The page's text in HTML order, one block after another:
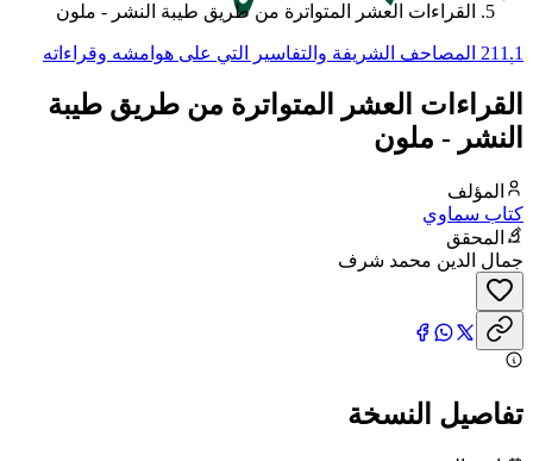
القراءات العشر المتواترة من طريق طيبة النشر - ملون
211.1 المصاحف الشريفة والتفاسير التي على هوامشه وقراءاته
القراءات العشر المتواترة من طريق طيبة
النشر - ملون
المؤلف
كتاب سماوي
المحقق
جمال الدين محمد شرف
تفاصيل النسخة